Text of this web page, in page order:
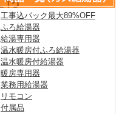
工事込パック最大89%OFF
ふろ給湯器
給湯専用器
温水暖房付ふろ給湯器
温水暖房付給湯器
暖房専用器
業務用給湯器
リモコン
付属品